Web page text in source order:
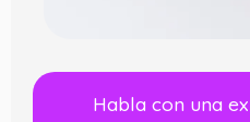
Habla con una